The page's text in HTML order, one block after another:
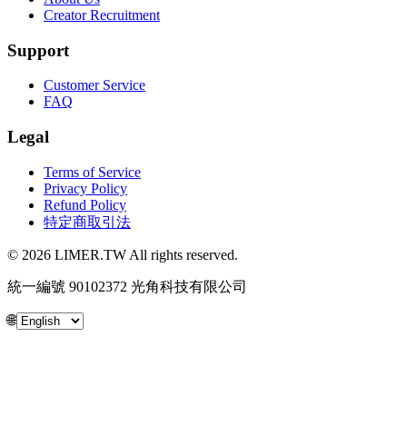
Creator Recruitment
Support
Customer Service
FAQ
Legal
Terms of Service
Privacy Policy
Refund Policy
特定商取引法
© 2026 LIMER.TW All rights reserved.
統一編號 90102372 光角科技有限公司
🌐